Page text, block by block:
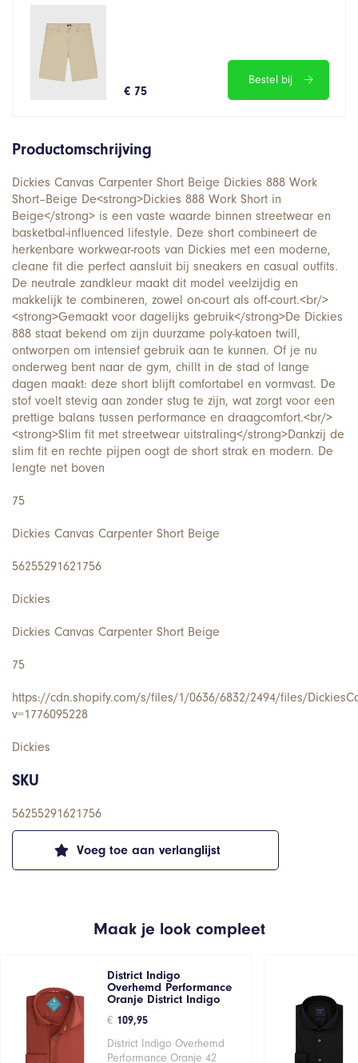
€ 75
Bestel bij
Voeg toe aan verlanglijst
Productomschrijving
Dickies Canvas Carpenter Short Beige Dickies 888 Work
Short–Beige De<strong>Dickies 888 Work Short in
Beige</strong> is een vaste waarde binnen streetwear en
basketbal-influenced lifestyle. Deze short combineert de
herkenbare workwear-roots van Dickies met een moderne,
cleane fit die perfect aansluit bij sneakers en casual outfits.
De neutrale zandkleur maakt dit model veelzijdig en
makkelijk te combineren, zowel on-court als off-court.<br/>
<strong>Gemaakt voor dagelijks gebruik</strong>De Dickies
888 staat bekend om zijn duurzame poly-katoen twill,
ontworpen om intensief gebruik aan te kunnen. Of je nu
onderweg bent naar de gym, chillt in de stad of lange
dagen maakt: deze short blijft comfortabel en vormvast. De
stof voelt stevig aan zonder stug te zijn, wat zorgt voor een
prettige balans tussen performance en draagcomfort.<br/>
<strong>Slim fit met streetwear uitstraling</strong>Dankzij de
slim fit en rechte pijpen oogt de short strak en modern. De
lengte net boven
75
Dickies Canvas Carpenter Short Beige
56255291621756
Dickies
Dickies Canvas Carpenter Short Beige
75
https://cdn.shopify.com/s/files/1/0636/6832/2494/files/
v=1776095228
Dickies
SKU
56255291621756
Maak je look compleet
District Indigo
Overhemd Performance
Oranje District Indigo
€ 109,95
District Indigo Overhemd
Performance Oranje 42